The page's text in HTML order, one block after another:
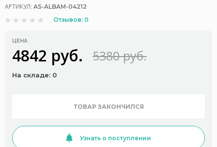
АРТИКУЛ: AS-ALBAM-04212
Отзывов: 0
ЦЕНА
4842 руб. 5380 руб.
На складе: 0
ТОВАР ЗАКОНЧИЛСЯ
Узнать о поступлении